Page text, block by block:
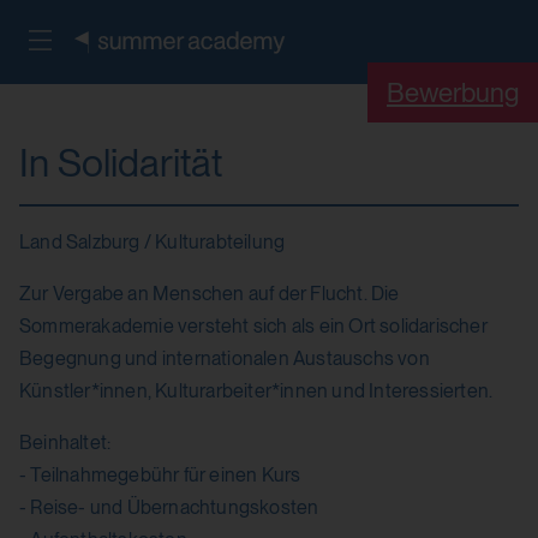
Bewerbung
In Solidarität
Land Salzburg / Kulturabteilung
Zur Vergabe an Menschen auf der Flucht. Die
Sommerakademie versteht sich als ein Ort solidarischer
Begegnung und internationalen Austauschs von
Künstler*innen, Kulturarbeiter*innen und Interessierten.
Beinhaltet:
- Teilnahmegebühr für einen Kurs
- Reise- und Übernachtungskosten